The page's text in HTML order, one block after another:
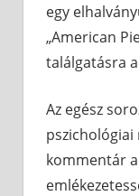
egy
„American
találgatásra
Az egész
pszichológiai
kommentár